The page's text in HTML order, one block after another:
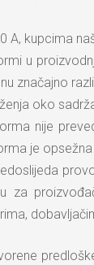
A, kupcima
u
značajno
oko
nije
je
za